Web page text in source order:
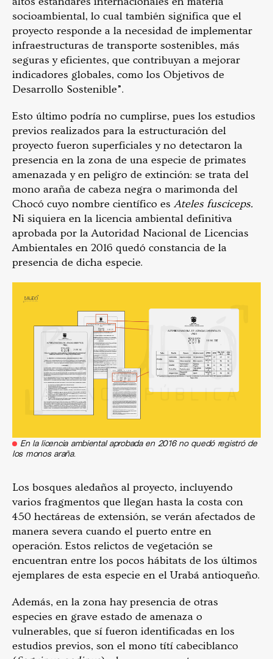
socioambiental, lo cual también significa que el
proyecto responde a la necesidad de implementar
infraestructuras de transporte sostenibles, más
seguras y eficientes, que contribuyan a mejorar
indicadores globales, como los Objetivos de
Desarrollo Sostenible”.
Esto último podría no cumplirse, pues los estudios
previos realizados para la estructuración del
proyecto fueron superficiales y no detectaron la
presencia en la zona de una especie de primates
amenazada y en peligro de extinción: se trata del
mono araña de cabeza negra o marimonda del
Chocó cuyo nombre científico es Ateles fusciceps.
Ni siquiera en la licencia ambiental definitiva
aprobada por la Autoridad Nacional de Licencias
Ambientales en 2016 quedó constancia de la
presencia de dicha especie.
En la licencia ambiental aprobada en 2016 no quedó registró de
los monos araña.
Los bosques aledaños al proyecto, incluyendo
varios fragmentos que llegan hasta la costa con
450 hectáreas de extensión, se verán afectados de
manera severa cuando el puerto entre en
operación. Estos relictos de vegetación se
encuentran entre los pocos hábitats de los últimos
ejemplares de esta especie en el Urabá antioqueño.
Además, en la zona hay presencia de otras
especies en grave estado de amenaza o
vulnerables, que sí fueron identificadas en los
estudios previos, son el mono títí cabeciblanco